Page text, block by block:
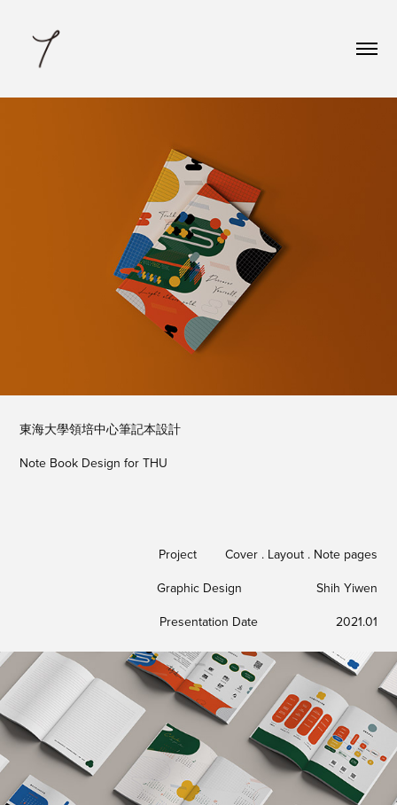
東海大學領培中心筆記本設計
Note Book Design for THU
Project Cover . Layout . Note pages
Graphic Design Shih Yiwen
Presentation Date 2021.01